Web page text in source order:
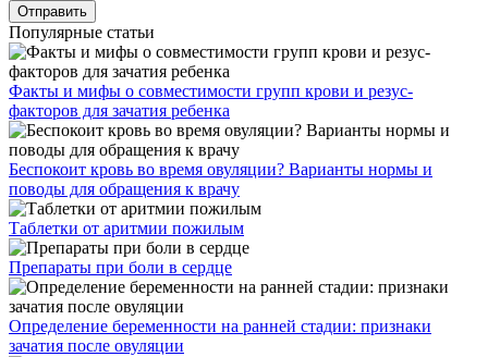
Популярные статьи
Факты и мифы о совместимости групп крови и резус-
факторов для зачатия ребенка
Беспокоит кровь во время овуляции? Варианты нормы и
поводы для обращения к врачу
Таблетки от аритмии пожилым
Препараты при боли в сердце
Определение беременности на ранней стадии: признаки
зачатия после овуляции